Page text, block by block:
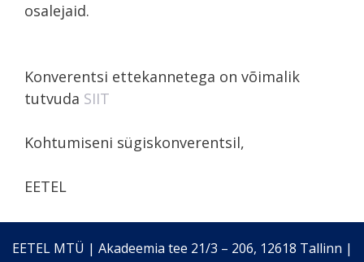
osalejaid.
Konverentsi ettekannetega on võimalik
tutvuda SIIT
Kohtumiseni sügiskonverentsil,
EETEL
EETEL MTÜ | Akadeemia tee 21/3 – 206, 12618 Tallinn |